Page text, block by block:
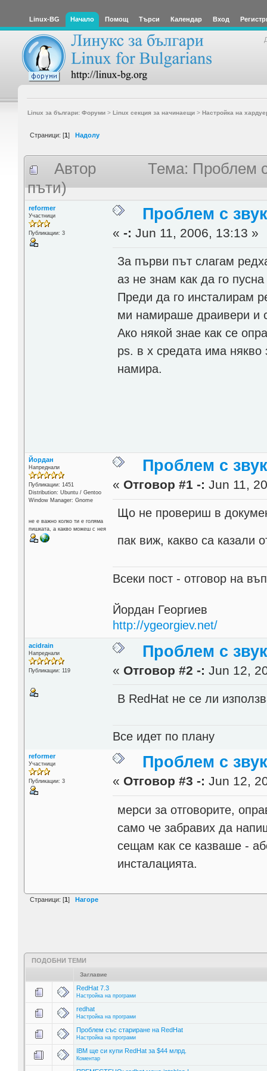
Linux-BG Начало Помощ Търси Календар Вход
Linux за българи: Форуми> Linux секция за начинаещи> Настройка на
Страници: [1] Надолу
Автор
Тема: Проблем
пъти)
reformer
Участници
Публикации: 3
Проблем с
«-: Jun 11, 2006, 13:13 »
За първи път слагам
аз не знам как да го
Преди да го инсталирам
ми намираше драивери и
Ако някой знае как се
ps. в х средата има някво
намира.
Йордан
Напреднали
Публикации: 1451
Distribution: Ubuntu / Gentoo
Window Manager: Gnome
не е важно колко ти е голяма
пишката, а какво можеш с нея
Проблем с
« Отговор #1 -: Jun 11,
Що не провериш в
пак виж, какво са казали
Всеки пост - отговор на
Йордан Георгиев
http://ygeorgiev.net/
acidrain
Напреднали
Публикации: 119
Проблем с
« Отговор #2 -: Jun 12,
В RedHat не се ли
Все идет по плану
reformer
Участници
Публикации: 3
Проблем с
« Отговор #3 -: Jun 12,
мерси за отговорите,
само че забравих да
сещам как се казваше -
инсталацията.
Страници: [1] Нагоре
ПОДОБНИ ТЕМИ
Заглавие
RedHat 7.3
Настройка на програми
redhat
Настройка на програми
Проблем със стариране на RedHat
Настройка на програми
IBM ще си купи RedHat за $44 млрд.
Коментар